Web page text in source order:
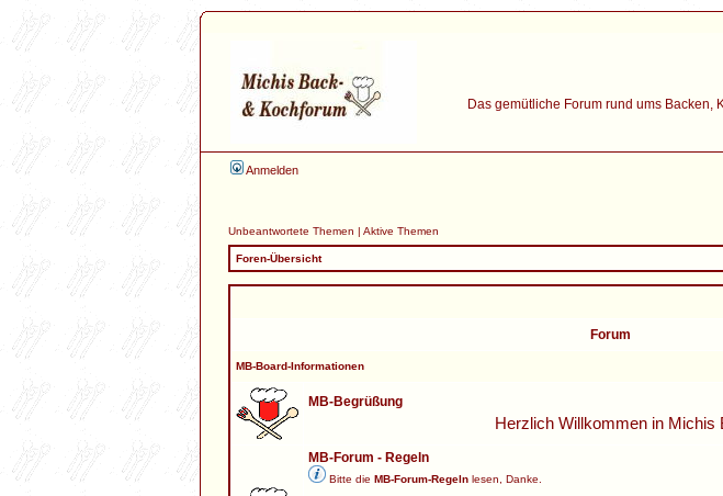
Das gemütliche Forum rund ums Backen,
Anmelden
Unbeantwortete Themen | Aktive Themen
Foren-Übersicht
Forum
MB-Board-Informationen
MB-Begrüßung
Herzlich Willkommen in Michis
MB-Forum - Regeln
Bitte die MB-Forum-Regeln lesen, Danke.